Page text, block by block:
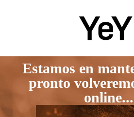
Estamos en
pronto
online...